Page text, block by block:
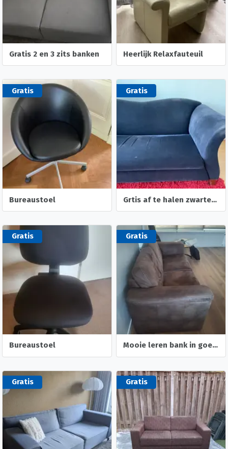
Gratis 2 en 3 zits banken Heerlijk Relaxfauteuil
Gratis
Bureaustoel
Gratis
Grtis af te halen zwarte bank
Gratis
Bureaustoel
Gratis
Mooie leren bank in goede staat
Gratis Gratis